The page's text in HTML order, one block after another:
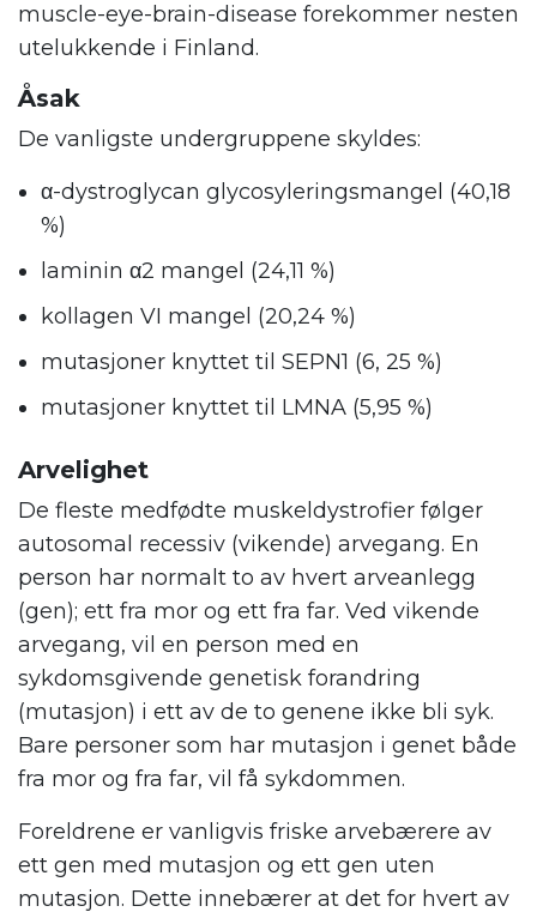
muscle-eye-brain-disease forekommer nesten
utelukkende i Finland.
Åsak
De vanligste undergruppene skyldes:
α-dystroglycan glycosyleringsmangel (40,18
%)
laminin α2 mangel (24,11 %)
kollagen VI mangel (20,24 %)
mutasjoner knyttet til SEPN1 (6, 25 %)
mutasjoner knyttet til LMNA (5,95 %)
Arvelighet
De fleste medfødte muskeldystrofier følger
autosomal recessiv (vikende) arvegang. En
person har normalt to av hvert arveanlegg
(gen); ett fra mor og ett fra far. Ved vikende
arvegang, vil en person med en
sykdomsgivende genetisk forandring
(mutasjon) i ett av de to genene ikke bli syk.
Bare personer som har mutasjon i genet både
fra mor og fra far, vil få sykdommen.
Foreldrene er vanligvis friske arvebærere av
ett gen med mutasjon og ett gen uten
mutasjon. Dette innebærer at det for hvert av